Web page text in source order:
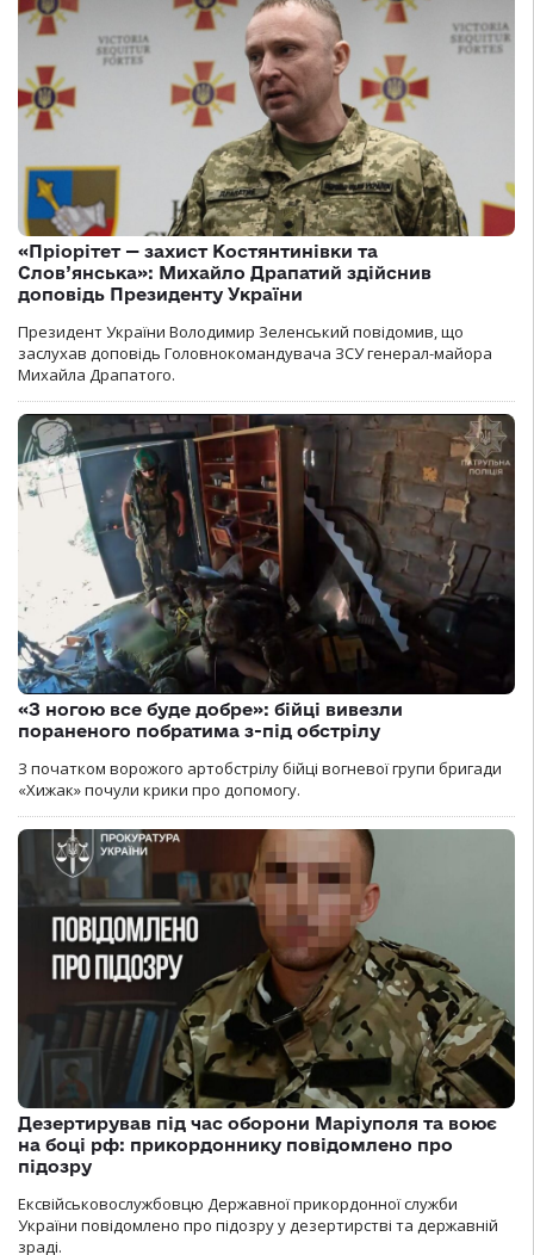
«Пріорітет — захист Костянтинівки та
Слов’янська»: Михайло Драпатий здійснив
доповідь Президенту України
Президент України Володимир Зеленський повідомив, що
заслухав доповідь Головнокомандувача ЗСУ генерал-майора
Михайла Драпатого.
«З ногою все буде добре»: бійці вивезли
пораненого побратима з-під обстрілу
З початком ворожого артобстрілу бійці вогневої групи бригади
«Хижак» почули крики про допомогу.
Дезертирував під час оборони Маріуполя та воює
на боці рф: прикордоннику повідомлено про
підозру
Ексвійськовослужбовцю Державної прикордонної служби
України повідомлено про підозру у дезертирстві та державній
зраді.